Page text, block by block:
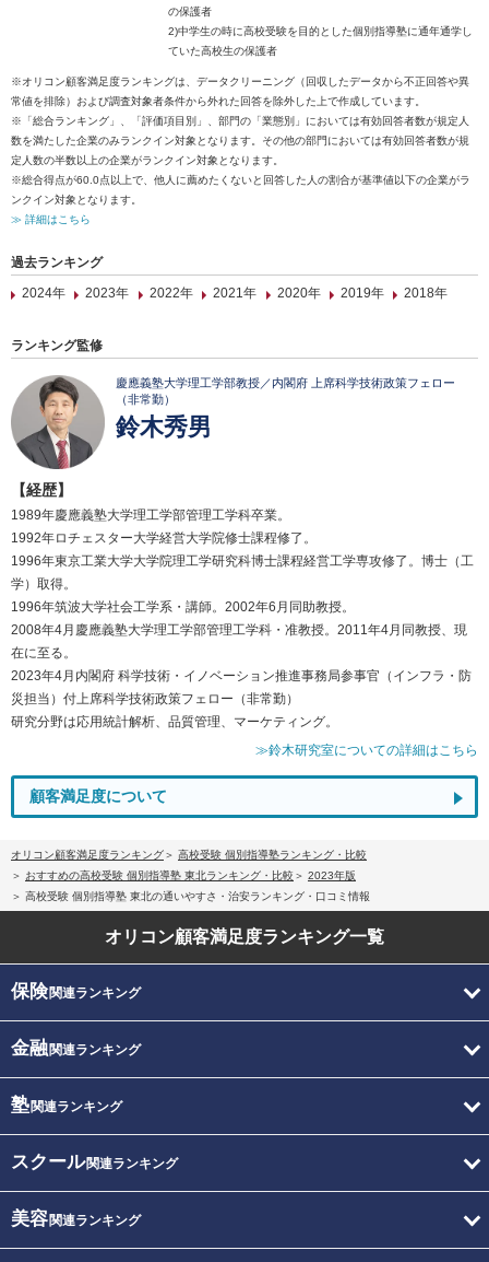
の保護者
2)中学生の時に高校受験を目的とした個別指導塾に通年通学し
ていた高校生の保護者
※オリコン顧客満足度ランキングは、データクリーニング（回収したデータから不正回答や異
常値を排除）および調査対象者条件から外れた回答を除外した上で作成しています。
※「総合ランキング」、「評価項目別」、部門の「業態別」においては有効回答者数が規定人
数を満たした企業のみランクイン対象となります。その他の部門においては有効回答者数が規
定人数の半数以上の企業がランクイン対象となります。
※総合得点が60.0点以上で、他人に薦めたくないと回答した人の割合が基準値以下の企業がラ
ンクイン対象となります。
≫ 詳細はこちら
過去ランキング
2024年
2023年 2022年 2021年 2020年 2019年 2018年
ランキング監修
慶應義塾大学理工学部教授／内閣府 上席科学技術政策フェロー
（非常勤）
鈴木秀男
【経歴】
1989年慶應義塾大学理工学部管理工学科卒業。
1992年ロチェスター大学経営大学院修士課程修了。
1996年東京工業大学大学院理工学研究科博士課程経営工学専攻修了。博士（工
学）取得。
1996年筑波大学社会工学系・講師。2002年6月同助教授。
2008年4月慶應義塾大学理工学部管理工学科・准教授。2011年4月同教授、現
在に至る。
2023年4月内閣府 科学技術・イノベーション推進事務局参事官（インフラ・防
災担当）付上席科学技術政策フェロー（非常勤）
研究分野は応用統計解析、品質管理、マーケティング。
≫鈴木研究室についての詳細はこちら
顧客満足度について
オリコン顧客満足度ランキング
高校受験 個別指導塾ランキング・比較
おすすめの高校受験 個別指導塾 東北ランキング・比較
2023年版
高校受験 個別指導塾 東北の通いやすさ・治安ランキング・口コミ情報
オリコン顧客満足度ランキング一覧
保険関連ランキング
金融関連ランキング
塾関連ランキング
スクール関連ランキング
美容関連ランキング